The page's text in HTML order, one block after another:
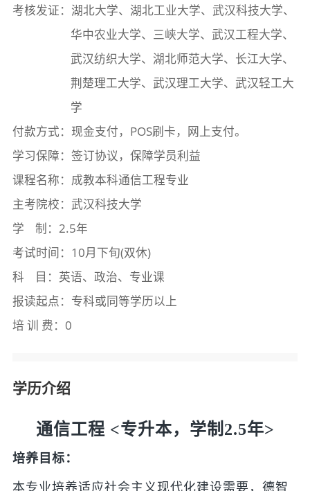
考核发证：湖北大学、湖北工业大学、武汉科技大学、
华中农业大学、三峡大学、武汉工程大学、
武汉纺织大学、湖北师范大学、长江大学、
荆楚理工大学、武汉理工大学、武汉轻工大
学
付款方式：现金支付，POS刷卡，网上支付。
学习保障：签订协议，保障学员利益
课程名称：成教本科通信工程专业
主考院校：武汉科技大学
学 制：2.5年
考试时间：10月下旬(双休)
科 目：英语、政治、专业课
报读起点：专科或同等学历以上
培 训 费：0
学历介绍
通信工程 <专升本，学制2.5年>
培养目标：
本专业培养适应社会主义现代化建设需要，德智